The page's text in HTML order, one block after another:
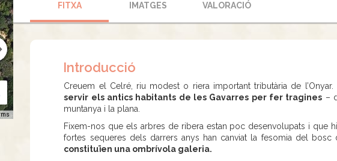
FITXA IMATGES VALORACIÓ
Introducció
Creuem el Celré, riu modest o riera important tributària de l’Onyar.
servir els antics habitants de les Gavarres per fer tragines –
muntanya i la plana.
Fixem-nos que els arbres de ribera estan poc desenvolupats i que
fortes sequeres dels darrers anys han canviat la fesomia del
constituïen una ombrívola galeria.